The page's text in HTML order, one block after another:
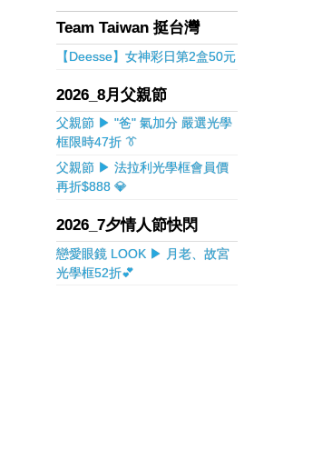
Team Taiwan 挺台灣
【Deesse】女神彩日第2盒50元
2026_8月父親節
父親節 ▶ "爸" 氣加分 嚴選光學
框限時47折 👔
父親節 ▶ 法拉利光學框會員價
再折$888 💎
2026_7夕情人節快閃
戀愛眼鏡 LOOK ▶ 月老、故宮
光學框52折💕